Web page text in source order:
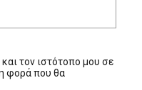
τον ιστότοπο μου σε
φορά που θα